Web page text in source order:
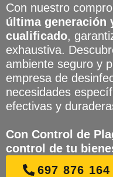
Con nuestro
última generación
cualificado,
exhaustiva.
ambiente seguro y
empresa de
necesidades
efectivas y
Con Control de
control de tu
697 876 164